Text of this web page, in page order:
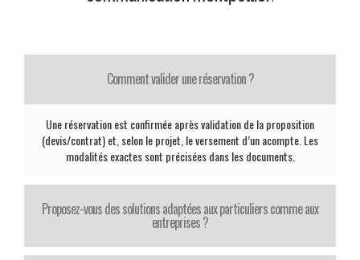
Comment valider une réservation ?
Une réservation est confirmée après validation de la proposition
(devis/contrat) et, selon le projet, le versement d’un acompte. Les
modalités exactes sont précisées dans les documents.
Proposez-vous des solutions adaptées aux particuliers comme aux
entreprises ?